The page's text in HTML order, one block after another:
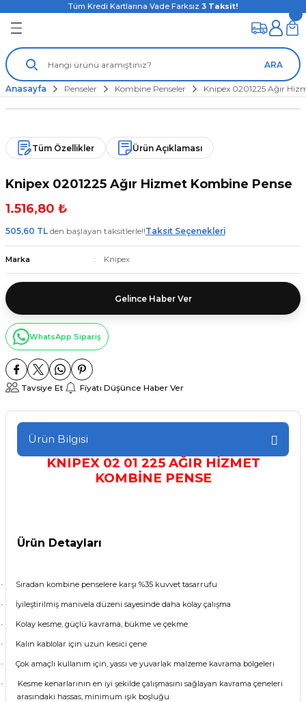
Tüm Kredi Kartlarına Vade Farksız 3 Taksit!
ARA
Anasayfa Penseler Kombine Penseler Knipex 0201225 Ağır
Tüm Özellikler Ürün Açıklaması
Knipex 0201225 Ağır Hizmet Kombine Pense
1.516,80 ₺
505,60 TL den başlayan taksitlerle!!Taksit Seçenekleri
Marka Knıpex
Gelince Haber Ver
WhatsApp Sipariş
Tavsiye Et Fiyatı Düşünce Haber Ver
Ürün Bilgisi
KNIPEX 02 01 225 AĞIR HİZMET
KOMBİNE PENSE
Ürün Detayları
· Sıradan kombine penselere karşı %35 kuvvet tasarrufu
· İyileştirilmiş manivela düzeni sayesinde daha kolay çalışma
· Kolay kesme, güçlü kavrama, bükme ve çekme
· Kalın kablolar için uzun kesici çene
· Çok amaçlı kullanım için, yassı ve yuvarlak malzeme kavrama bölgeleri
·
Kesme kenarlarının en iyi şekilde çalışmasını sağlayan kavrama çeneleri
arasındaki hassas, minimum ışık boşluğu